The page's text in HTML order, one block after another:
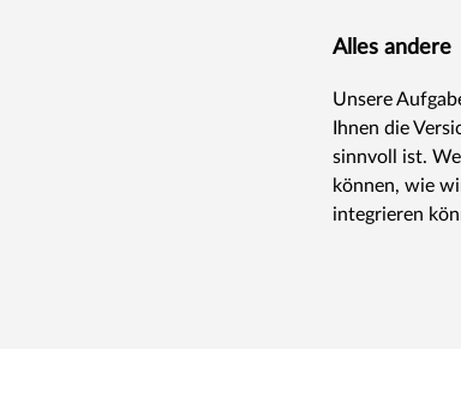
Alles andere
Unsere
Ihnen die
sinnvoll ist.
können, wie
integrieren